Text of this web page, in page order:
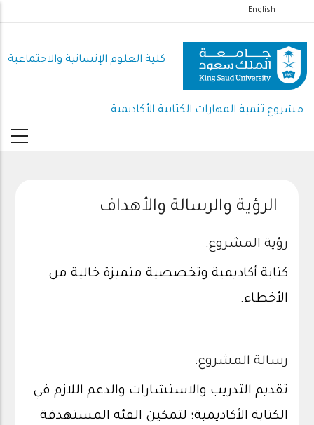
إلى
المحتوى
الرئيسي
English
كلية العلوم اﻹنسانية واﻻجتماعية
مشروع تنمية المهارات الكتابية الأكاديمية
الرؤية والرسالة والأهداف
رؤية المشروع:
كتابة أكاديمية وتخصصية متميزة خالية من
الأخطاء.
رسالة المشروع:
تقديم التدريب والاستشارات والدعم اللازم في
الكتابة الأكاديمية؛ لتمكين الفئة المستهدفة